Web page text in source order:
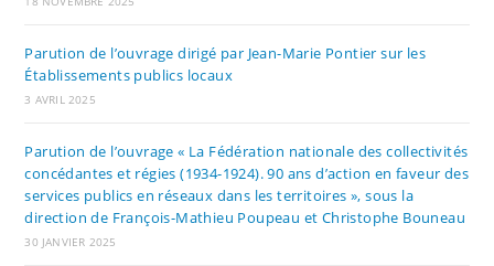
Parution de l’ouvrage dirigé par Jean-Marie Pontier sur les
Établissements publics locaux
3 AVRIL 2025
Parution de l’ouvrage « La Fédération nationale des collectivités
concédantes et régies (1934-1924). 90 ans d’action en faveur des
services publics en réseaux dans les territoires », sous la
direction de François-Mathieu Poupeau et Christophe Bouneau
30 JANVIER 2025